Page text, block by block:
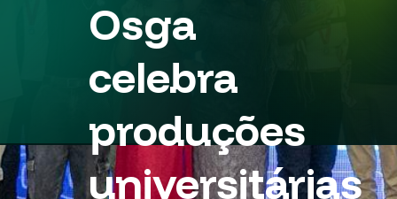
Osga
celebra
produções
universitárias